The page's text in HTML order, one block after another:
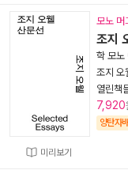
미리보기
모노 머
조지
학 모노
조지 오
열린책
7,920
양탄자